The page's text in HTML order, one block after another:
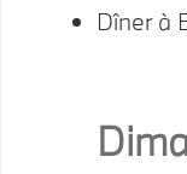
Dîner à